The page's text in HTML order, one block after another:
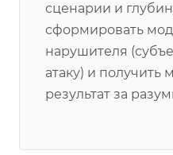
сценарии и
сформировать
нарушителя
атаку) и получить
результат за